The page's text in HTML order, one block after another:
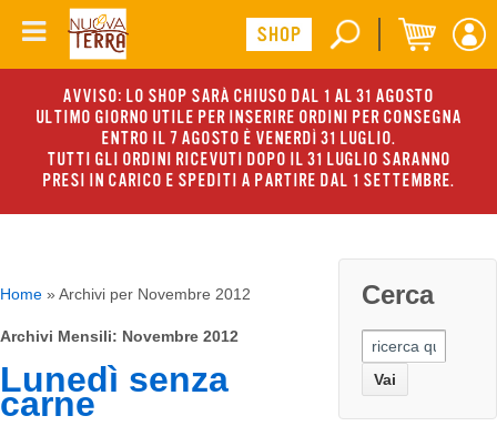
AVVISO: LO SHOP SARÀ CHIUSO DAL 1 AL 31 AGOSTO
ULTIMO GIORNO UTILE PER INSERIRE ORDINI PER CONSEGNA
ENTRO IL 7 AGOSTO È VENERDÌ 31 LUGLIO.
TUTTI GLI ORDINI RICEVUTI DOPO IL 31 LUGLIO SARANNO
PRESI IN CARICO E SPEDITI A PARTIRE DAL 1 SETTEMBRE.
Home » Archivi per Novembre 2012
Archivi Mensili: Novembre 2012
Lunedì senza
carne
Cerca
Search
for: